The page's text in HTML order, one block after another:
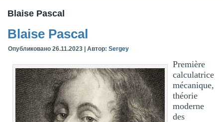
Blaise Pascal
Blaise Pascal
Опубликовано 26.11.2023 |Автор: Sergey
Première
calculatrice
mécanique,
théorie
moderne
des